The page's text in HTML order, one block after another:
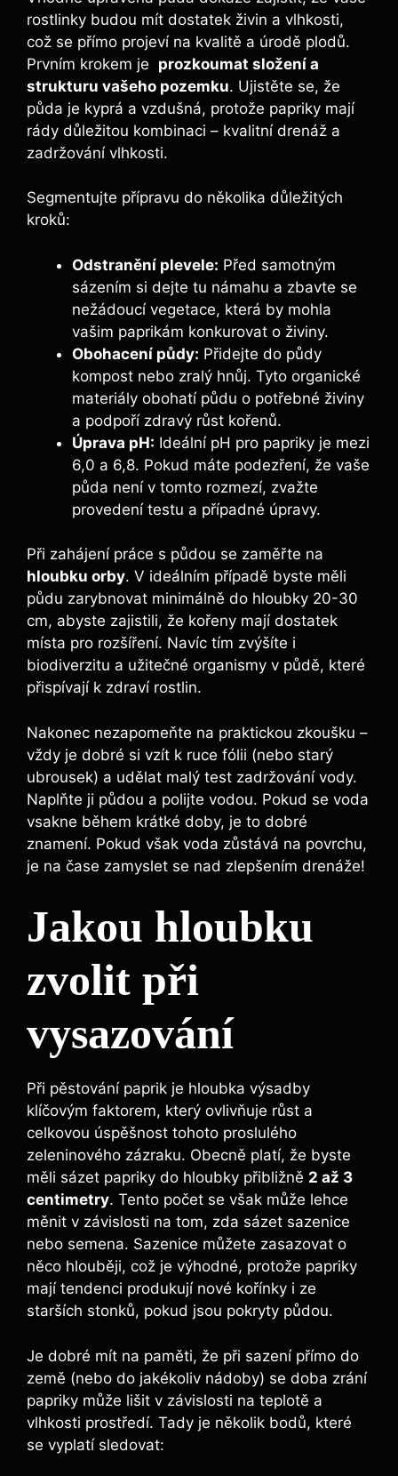
rostlinky ‌budou mít dostatek⁢ živin a vlhkosti,⁣
což se přímo‍ projeví na kvalitě a úrodě plodů.
Prvním krokem je ⁤ prozkoumat složení a
strukturu vašeho pozemku. Ujistěte ‍se, že
půda je kyprá a vzdušná, protože papriky‌ mají
rády důležitou kombinaci – kvalitní⁢ drenáž a
zadržování‍ vlhkosti.
Segmentujte přípravu ⁢do několika důležitých‌
kroků:
Odstranění plevele: Před samotným
sázením si dejte tu námahu a zbavte se
nežádoucí vegetace, která by mohla
vašim paprikám konkurovat ⁢o živiny.
Obohacení půdy: ‍Přidejte⁣ do půdy
kompost nebo zralý hnůj. Tyto organické
materiály obohatí půdu o ⁣potřebné živiny⁢
a⁤ podpoří zdravý růst kořenů.
Úprava pH: Ideální pH pro⁣ papriky je ‍mezi
6,0 a 6,8. Pokud⁣ máte ‌podezření, že vaše⁣
půda​ není v tomto rozmezí, zvažte
provedení testu ‌a⁤ případné úpravy.
Při zahájení práce s půdou se ‍zaměřte na
hloubku orby. V ideálním případě byste měli
půdu zarybnovat minimálně do hloubky 20-30
cm, abyste zajistili, že kořeny mají dostatek
místa pro ‌rozšíření. Navíc tím‌ zvýšíte ​i
biodiverzitu a užitečné organismy v půdě,⁤ které
přispívají k⁣ zdraví rostlin.
Nakonec⁤ nezapomeňte ‌na praktickou zkoušku –⁤
vždy je dobré si vzít k ruce​ fólii (nebo⁢ starý
⁤ubrousek) a ​udělat malý test zadržování vody.
‌Naplňte ji ⁢půdou‌ a ‍polijte vodou. Pokud⁢ se ⁤voda
vsakne během krátké doby,⁣ je⁤ to‌ dobré
znamení. Pokud však voda zůstává na povrchu,
je na čase⁣ zamyslet⁤ se nad ⁢zlepšením‍ drenáže!
Jakou hloubku
zvolit při
vysazování
Při⁢ pěstování paprik je hloubka výsadby⁣
klíčovým ⁤faktorem, ⁤který ovlivňuje růst ‌a
celkovou úspěšnost tohoto proslulého
zeleninového⁣ zázraku. ⁤Obecně platí,⁣ že byste
měli sázet‌ papriky do hloubky přibližně 2 ‍až 3
centimetry. Tento počet⁢ se však může lehce
⁤měnit ‌v závislosti na⁤ tom, zda sázet sazenice
nebo⁣ semena. Sazenice můžete​ zasazovat ​o⁣
něco​ hlouběji,‌ což je výhodné, ‌protože papriky
⁢mají⁣ tendenci produkují nové kořínky i ze ​
starších⁣ stonků, pokud ‍jsou pokryty‌ půdou.
Je dobré mít na paměti, že při sazení přímo⁤ do
země (nebo do jakékoliv nádoby) se ‍doba zrání
papriky⁤ může lišit v závislosti na teplotě ‍a
⁣vlhkosti prostředí. Tady je několik bodů, které⁣
se‍ vyplatí sledovat: